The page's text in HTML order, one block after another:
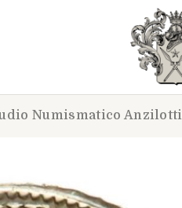
Numismatico Anzilotti